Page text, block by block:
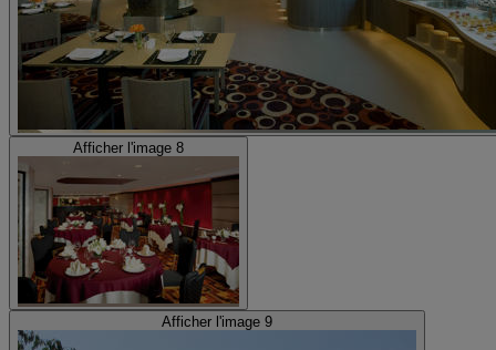
Afficher l'image 8
Afficher l'image 9